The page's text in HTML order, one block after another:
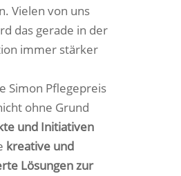
Vielen von uns
das gerade in der
immer stärker
Simon Pflegepreis
ohne Grund
und Initiativen
kreative und
Lösungen zur